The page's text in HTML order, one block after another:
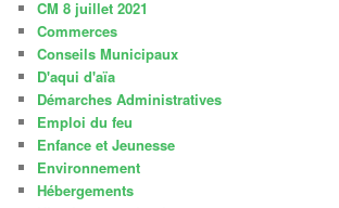
CM 8 juillet 2021
Commerces
Conseils Municipaux
D'aqui d'aïa
Démarches Administratives
Emploi du feu
Enfance et Jeunesse
Environnement
Hébergements